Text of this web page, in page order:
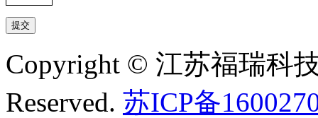
Copyright © 江苏福瑞科
Reserved. 苏ICP备